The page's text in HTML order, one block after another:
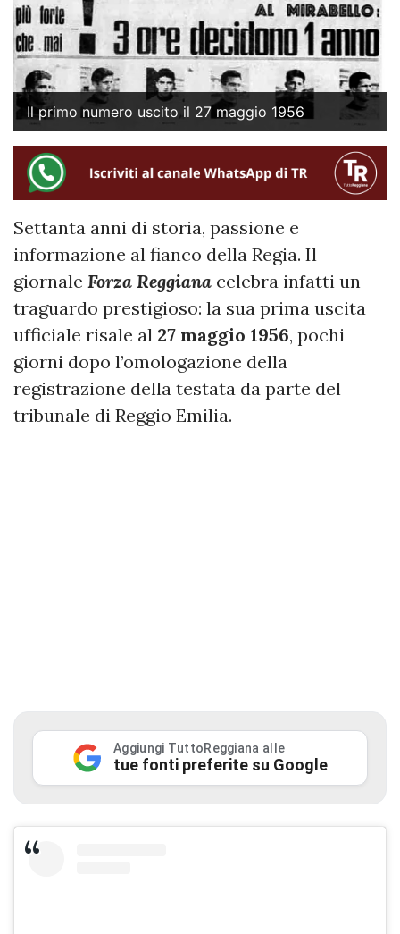
Il primo numero uscito il 27 maggio 1956
Settanta anni di storia, passione e
informazione al fianco della Regia. Il
giornale Forza Reggiana celebra infatti un
traguardo prestigioso: la sua prima uscita
ufficiale risale al 27 maggio 1956, pochi
giorni dopo l’omologazione della
registrazione della testata da parte del
tribunale di Reggio Emilia.
Aggiungi TuttoReggiana alle
tue fonti preferite su Google